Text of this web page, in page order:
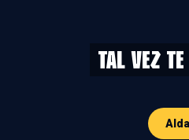
Tal vez